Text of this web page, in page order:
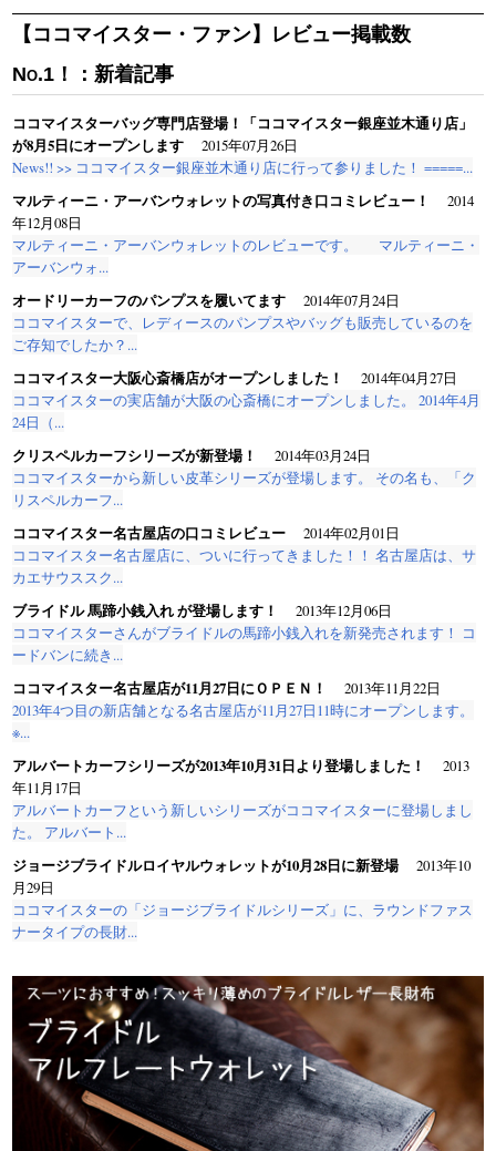
【ココマイスター・ファン】レビュー掲載数
No.1！：新着記事
ココマイスターバッグ専門店登場！「ココマイスター銀座並木通り店」
が8月5日にオープンします 2015年07月26日
News!! >> ココマイスター銀座並木通り店に行って参りました！ =====...
マルティーニ・アーバンウォレットの写真付き口コミレビュー！
2014
年12月08日
マルティーニ・アーバンウォレットのレビューです。 マルティーニ・
アーバンウォ...
オードリーカーフのパンプスを履いてます 2014年07月24日
ココマイスターで、レディースのパンプスやバッグも販売しているのを
ご存知でしたか？...
ココマイスター大阪心斎橋店がオープンしました！
2014年04月27日
ココマイスターの実店舗が大阪の心斎橋にオープンしました。 2014年4月
24日（...
クリスペルカーフシリーズが新登場！
2014年03月24日
ココマイスターから新しい皮革シリーズが登場します。 その名も、「ク
リスペルカーフ...
ココマイスター名古屋店の口コミレビュー 2014年02月01日
ココマイスター名古屋店に、ついに行ってきました！！ 名古屋店は、サ
カエサウススク...
ブライドル 馬蹄小銭入れ が登場します！
2013年12月06日
ココマイスターさんがブライドルの馬蹄小銭入れを新発売されます！ コ
ードバンに続き...
ココマイスター名古屋店が11月27日にＯＰＥＮ！
2013年11月22日
2013年4つ目の新店舗となる名古屋店が11月27日11時にオープンします。
※...
アルバートカーフシリーズが2013年10月31日より登場しました！
2013
年11月17日
アルバートカーフという新しいシリーズがココマイスターに登場しまし
た。 アルバート...
ジョージブライドルロイヤルウォレットが10月28日に新登場2013年10
月29日
ココマイスターの「ジョージブライドルシリーズ」に、ラウンドファス
ナータイプの長財...